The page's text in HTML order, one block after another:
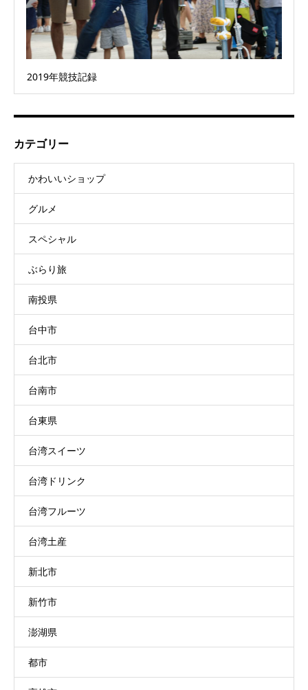
2019年競技記録
カテゴリー
かわいいショップ
グルメ
スペシャル
ぶらり旅
南投県
台中市
台北市
台南市
台東県
台湾スイーツ
台湾ドリンク
台湾フルーツ
台湾土産
新北市
新竹市
澎湖県
都市